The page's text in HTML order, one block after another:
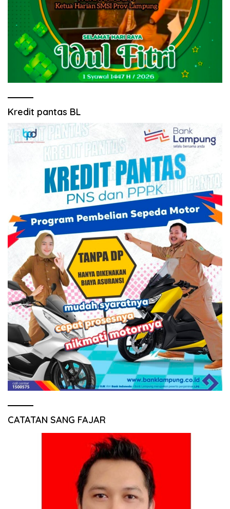
Kredit pantas BL
CATATAN SANG FAJAR